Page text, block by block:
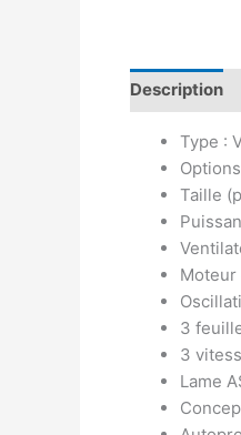
Description
Type :
Taille
Moteur
3
3
Lame